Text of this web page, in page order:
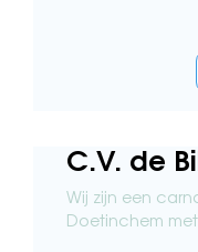
C.V. de
Wij zijn een
Doetinchem